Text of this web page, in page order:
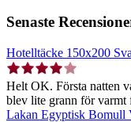
Senaste
Hotelltäcke 150x200
Helt OK. Första natten
blev lite grann för varmt
Lakan Egyptisk Bomull